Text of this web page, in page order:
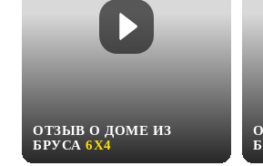
ОТЗЫВ О ДОМЕ ИЗ
БРУСА 6Х4